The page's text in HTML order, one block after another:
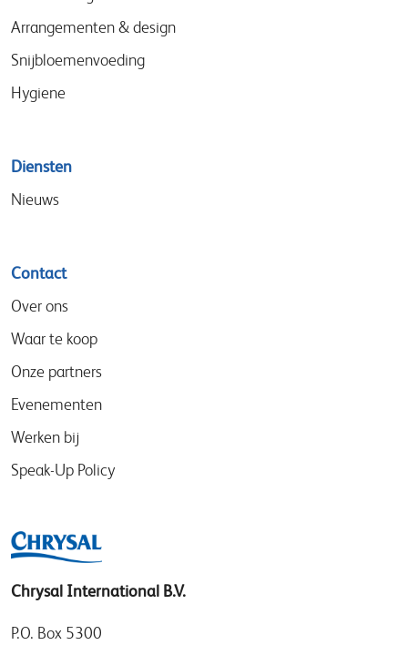
Arrangementen & design
Snijbloemenvoeding
Hygiene
Diensten
Nieuws
Contact
Over ons
Waar te koop
Onze partners
Evenementen
Werken bij
Speak-Up Policy
Chrysal International B.V.
P.O. Box 5300